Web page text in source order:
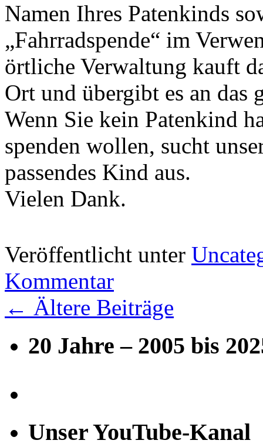
Namen Ihres Patenkinds
„Fahrradspende“ im
örtliche Verwaltung kauft
Ort und übergibt es an das
Wenn Sie kein Patenkind
spenden wollen, sucht
passendes Kind aus.
Vielen Dank.
Veröffentlicht unter
Kommentar
← Ältere Beiträge
20 Jahre – 2005 bis
Unser YouTube-Kanal